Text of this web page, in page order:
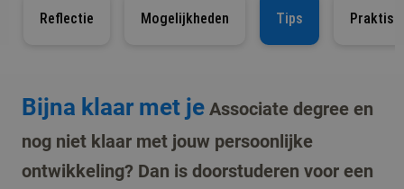
Reflectie Mogelijkheden Tips
Bijna klaar met je Associate degree en
nog niet klaar met jouw persoonlijke
ontwikkeling? Dan is doorstuderen voor een